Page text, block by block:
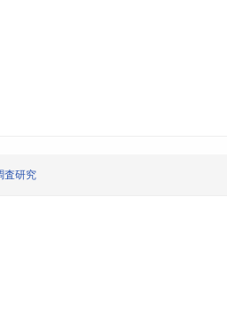
査研究